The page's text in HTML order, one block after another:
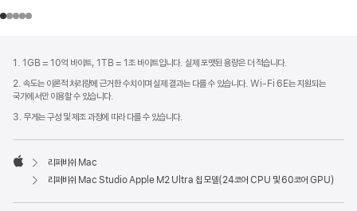
1. 1GB = 10억 바이트, 1TB = 1조 바이트입니다. 실제 포맷된 용량은 더 적습니다.
2. 속도는 이론적 처리량에 근거한 수치이며 실제 결과는 다를 수 있습니다. Wi-Fi 6E는 지원되는
국가에서만 이용할 수 있습니다.
3. 무게는 구성 및 제조 과정에 따라 다를 수 있습니다.
Apple
리퍼비쉬 Mac
리퍼비쉬 Mac Studio Apple M2 Ultra 칩 모델(24코어 CPU 및 60코어 GPU)